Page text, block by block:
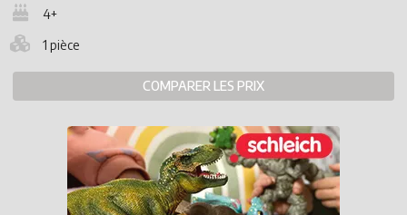
4+
1 pièce
COMPARER LES PRIX